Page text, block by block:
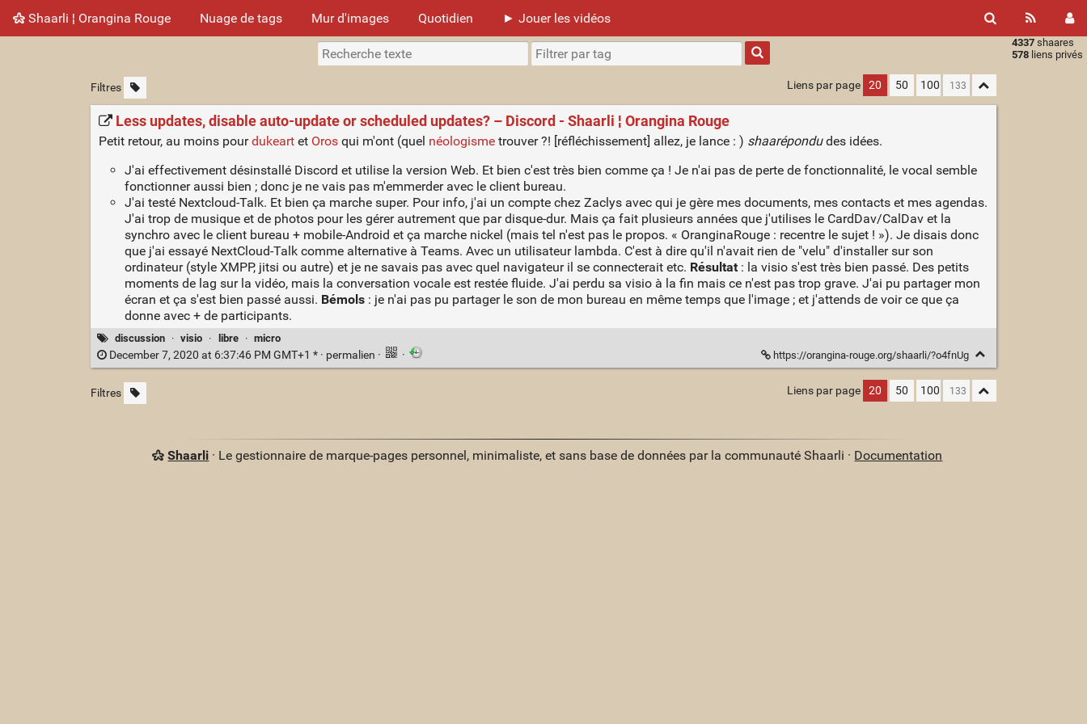
Shaarli ¦ Orangina Rouge Nuage de tags Mur d'images Quotidien ► Jouer les vidéos
4337 shaares
578 liens privés
Type 1 or
more
characters
results.
Filtres Liens par page 20 50 100
Less updates, disable auto-update or scheduled updates? – Discord - Shaarli ¦ Orangina Rouge
Petit retour, au moins pourdukeartet Orosqui m'ont (quel néologismetrouver ?! [réfléchissement] allez, je lance : ) shaarépondudes idées.
J'ai effectivement désinstallé Discord et utilise la version Web. Et bien c'est très bien comme ça ! Je n'ai pas de perte de fonctionnalité, le vocal semble
fonctionner aussi bien ; donc je ne vais pas m'emmerder avec le client bureau.
J'ai testé Nextcloud-Talk. Et bien ça marche super. Pour info, j'ai un compte chez Zaclys avec qui je gère mes documents, mes contacts et mes agendas.
J'ai trop de musique et de photos pour les gérer autrement que par disque-dur. Mais ça fait plusieurs années que j'utilises le CardDav/CalDav et la
synchro avec le client bureau + mobile-Android et ça marche nickel (mais tel n'est pas le propos. « OranginaRouge : recentre le sujet ! »). Je disais donc
que j'ai essayé NextCloud-Talk comme alternative à Teams. Avec un utilisateur lambda. C'est à dire qu'il n'avait rien de "velu" d'installer sur son
ordinateur (style XMPP, jitsi ou autre) et je ne savais pas avec quel navigateur il se connecterait etc. Résultat: la visio s'est très bien passé. Des petits
moments de lag sur la vidéo, mais la conversation vocale est restée fluide. J'ai perdu sa visio à la fin mais ce n'est pas trop grave. J'ai pu partager mon
écran et ça s'est bien passé aussi. Bémols: je n'ai pas pu partager le son de mon bureau en même temps que l'image ; et j'attends de voir ce que ça
donne avec + de participants.
discussion · visio · libre · micro
December 7, 2020 at 6:37:46 PM GMT+1 * · permalien · · https://orangina-rouge.org/shaarli/?o4fnUg
Filtres Liens par page 20 50 100
Shaarli · Le gestionnaire de marque-pages personnel, minimaliste, et sans base de données par la communauté Shaarli · Documentation